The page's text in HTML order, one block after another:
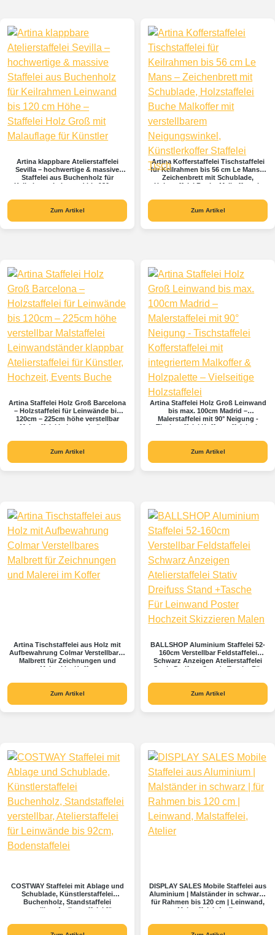
Artina klappbare Atelierstaffelei
Sevilla – hochwertige & massive
Staffelei aus Buchenholz für
Keilrahmen Leinwand bis 120 cm
Malauflage für Künstler
Zum Artikel
Artina Kofferstaffelei Tischstaffelei
für Keilrahmen bis 56 cm Le Mans –
Zeichenbrett mit Schublade,
Holzstaffelei Buche Malkoffer mit
Künstlerkoffer Staffelei Tisch
Zum Artikel
Artina Staffelei Holz Groß Barcelona
– Holzstaffelei für Leinwände bis
120cm – 225cm höhe verstellbar
Malstaffelei Leinwandständer
Hochzeit, Events Buche
Zum Artikel
Artina Staffelei Holz Groß Leinwand
bis max. 100cm Madrid –
Malerstaffelei mit 90° Neigung -
Tischstaffelei Kofferstaffelei mit
– Vielseitige Holzstaffelei
Zum Artikel
Artina Tischstaffelei aus Holz mit
Aufbewahrung Colmar Verstellbares
Malbrett für Zeichnungen und
Malerei im Koffer
Zum Artikel
BALLSHOP Aluminium Staffelei 52-
160cm Verstellbar Feldstaffelei
Schwarz Anzeigen Atelierstaffelei
Stativ Dreifuss Stand +Tasche Für
Skizzieren Malen
Zum Artikel
COSTWAY Staffelei mit Ablage und
Schublade, Künstlerstaffelei
Buchenholz, Standstaffelei
verstellbar, Atelierstaffelei für
DISPLAY SALES Mobile Staffelei aus
Aluminium | Malständer in schwarz |
für Rahmen bis 120 cm | Leinwand,
Malstaffelei, Atelier